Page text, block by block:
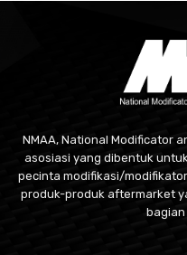
NMAA, National Modificator
asosiasi yang dibentuk
pecinta modifikasi/
produk-produk aftermarket
bagian